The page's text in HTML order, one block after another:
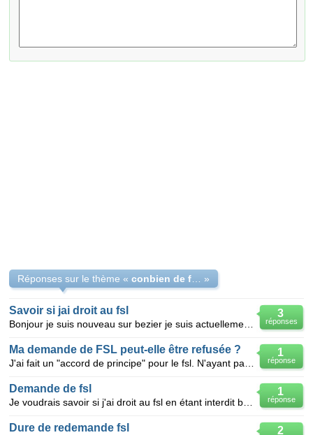
Réponses sur le thème « »
3
réponses
Savoir si jai droit au fsl
1
réponse
Ma demande de FSL peut-elle être refusée ?
1
réponse
Demande de fsl
2
Dure de redemande fsl